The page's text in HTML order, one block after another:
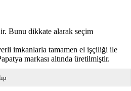
Bunu dikkate alarak seçim
imkanlarla tamamen el işçiliği ile
markası altında üretilmiştir.